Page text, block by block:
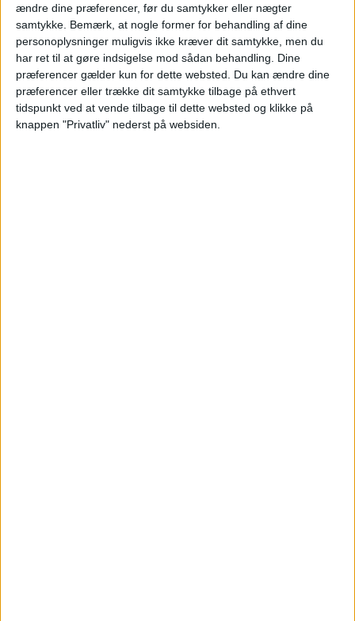
ændre dine præferencer, før du samtykker eller nægter
samtykke. Bemærk, at nogle former for behandling af dine
personoplysninger muligvis ikke kræver dit samtykke, men du
har ret til at gøre indsigelse mod sådan behandling. Dine
præferencer gælder kun for dette websted. Du kan ændre dine
præferencer eller trække dit samtykke tilbage på ethvert
tidspunkt ved at vende tilbage til dette websted og klikke på
knappen "Privatliv" nederst på websiden.
U28 6 7 8 9 10 11 12
U29 13 14 15 16 17 18 19
U30 20 21 22 23 24 25 26
27 28 29 30